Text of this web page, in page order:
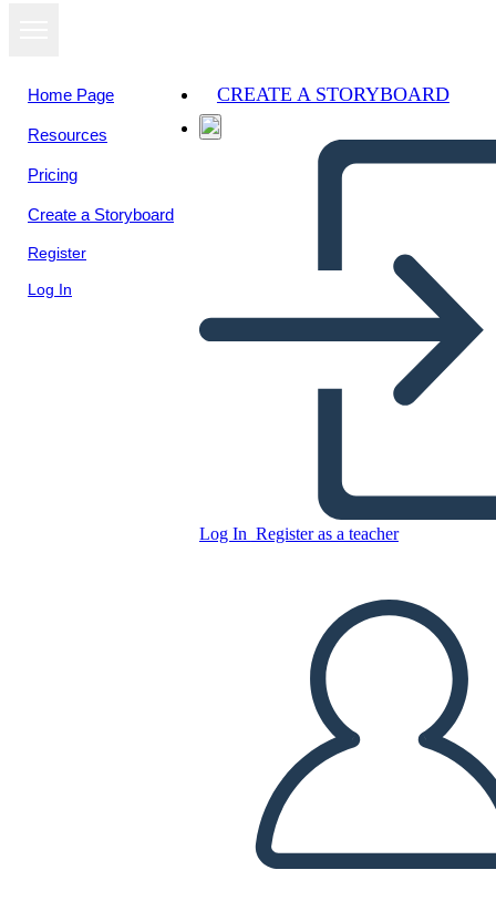
Home Page
Resources
Pricing
Create a Storyboard
Register
Log In
CREATE A STORYBOARD
Log In Register as a teacher
un dia en obra
Copy this Storyboard
CREATE A STORYBOARD
PLAY SLIDESHOW
READ TO ME
View as
slideshow